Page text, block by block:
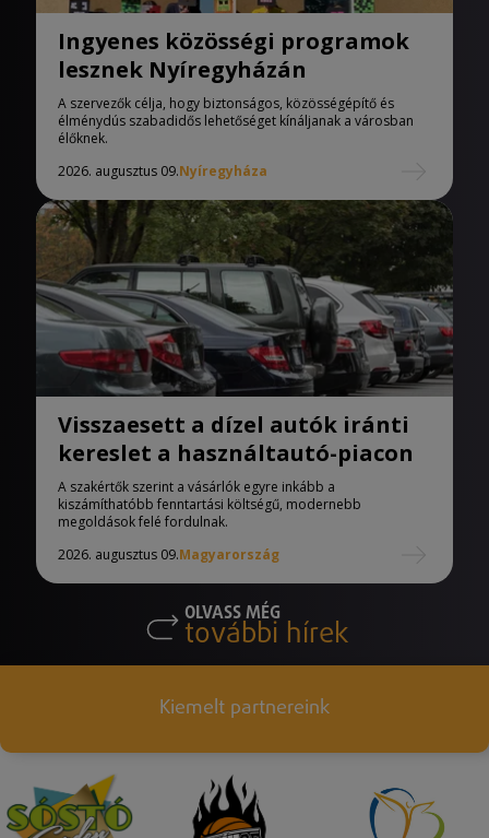
Ingyenes közösségi programok
lesznek Nyíregyházán
A szervezők célja, hogy biztonságos, közösségépítő és
élménydús szabadidős lehetőséget kínáljanak a városban
élőknek.
2026. augusztus 09.Nyíregyháza
Visszaesett a dízel autók iránti
kereslet a használtautó-piacon
A szakértők szerint a vásárlók egyre inkább a
kiszámíthatóbb fenntartási költségű, modernebb
megoldások felé fordulnak.
2026. augusztus 09.Magyarország
OLVASS MÉG
további hírek
Kiemelt partnereink